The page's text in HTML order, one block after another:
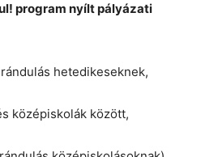
program nyílt pályázati
hetedikeseknek,
középiskolák között,